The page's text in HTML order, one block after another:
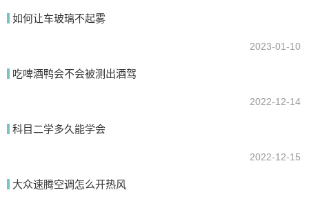
如何让车玻璃不起雾
2023-01-10
吃啤酒鸭会不会被测出酒驾
2022-12-14
科目二学多久能学会
2022-12-15
大众速腾空调怎么开热风